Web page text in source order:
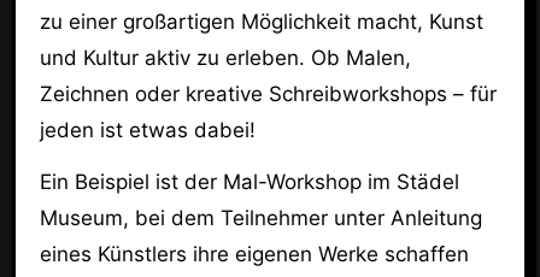
zu einer großartigen Möglichkeit macht, Kunst
und Kultur aktiv zu erleben. Ob Malen,
Zeichnen oder kreative Schreibworkshops – für
jeden ist etwas dabei!
Ein Beispiel ist der Mal-Workshop im Städel
Museum, bei dem Teilnehmer unter Anleitung
eines Künstlers ihre eigenen Werke schaffen